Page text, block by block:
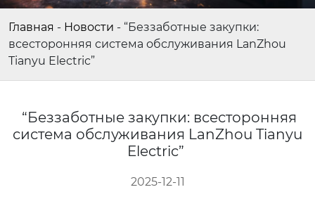
Главная - Новости - “Беззаботные закупки:
всесторонняя система обслуживания LanZhou
Tianyu Electric”
“Беззаботные закупки: всесторонняя
система обслуживания LanZhou Tianyu
Electric”
2025-12-11